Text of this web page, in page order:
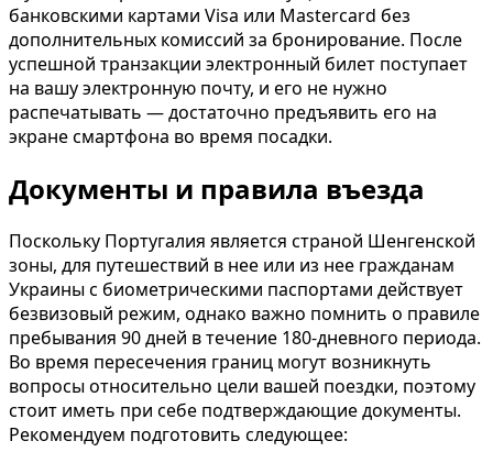
банковскими картами Visa или Mastercard без
дополнительных комиссий за бронирование. После
успешной транзакции электронный билет поступает
на вашу электронную почту, и его не нужно
распечатывать — достаточно предъявить его на
экране смартфона во время посадки.
Документы и правила въезда
Поскольку Португалия является страной Шенгенской
зоны, для путешествий в нее или из нее гражданам
Украины с биометрическими паспортами действует
безвизовый режим, однако важно помнить о правиле
пребывания 90 дней в течение 180-дневного периода.
Во время пересечения границ могут возникнуть
вопросы относительно цели вашей поездки, поэтому
стоит иметь при себе подтверждающие документы.
Рекомендуем подготовить следующее: